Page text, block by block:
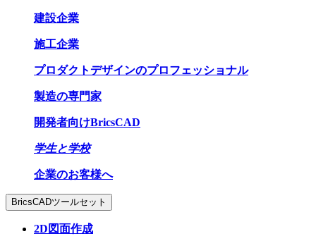
建設企業
施工企業
プロダクトデザインのプロフェッショナル
製造の専門家
開発者向けBricsCAD
学生と学校
企業のお客様へ
BricsCADツールセット
2D図面作成